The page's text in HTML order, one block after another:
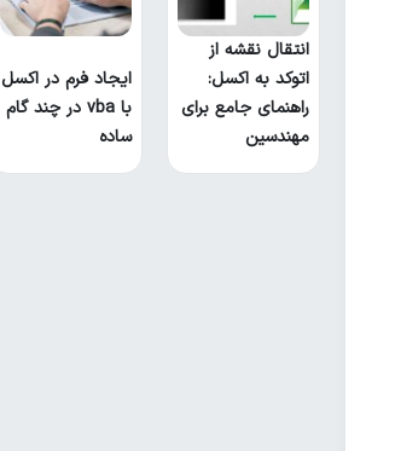
انتقال نقشه از
اتوکد به اکسل:
راهنمای جامع برای
مهندسین
ایجاد فرم در اکسل
با vba در چند گام
ساده